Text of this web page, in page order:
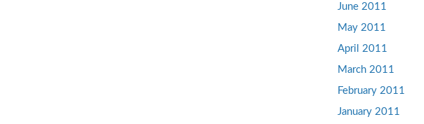
June 2011
May 2011
April 2011
March 2011
February 2011
January 2011